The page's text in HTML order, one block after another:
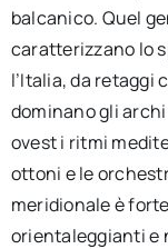
balcanico. Quel
caratterizzano lo
l’Italia, da retaggi
dominano gli
ovest i ritmi
ottoni e le
meridionale è
orientaleggianti e